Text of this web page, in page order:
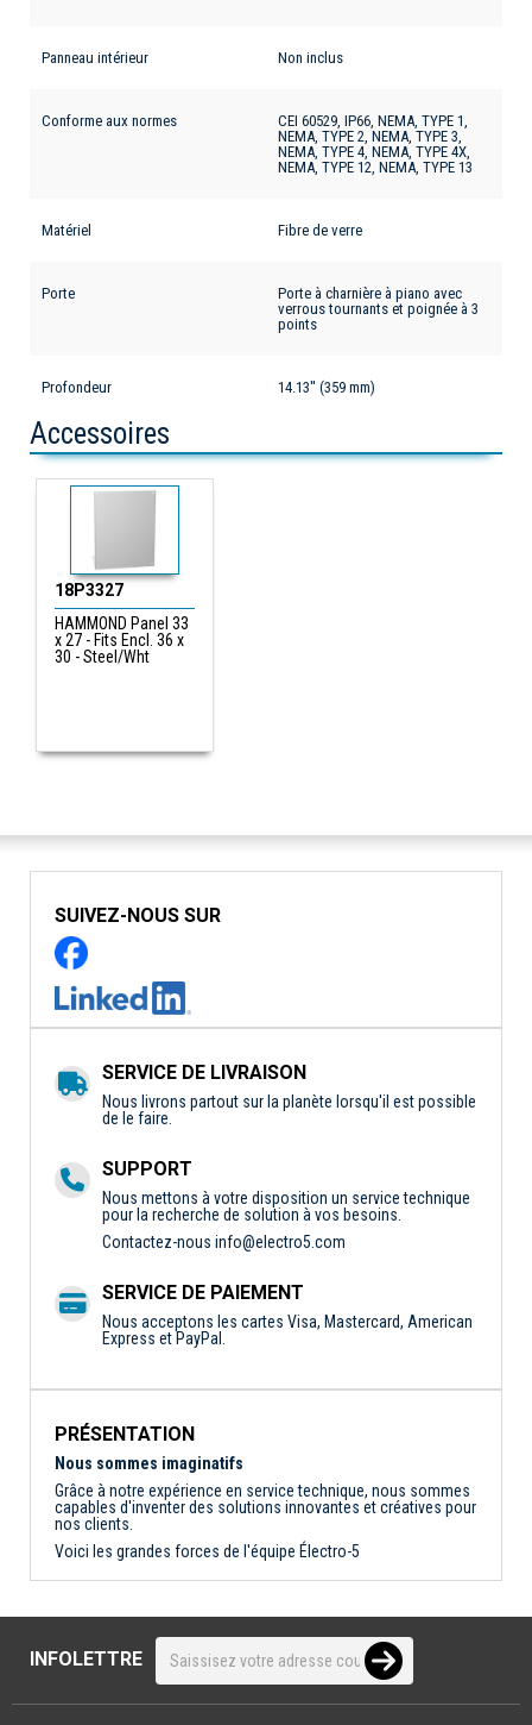
Panneau intérieur Non inclus
Conforme aux normes
CEI 60529, IP66, NEMA, TYPE 1,
NEMA, TYPE 2, NEMA, TYPE 3,
NEMA, TYPE 4, NEMA, TYPE 4X,
NEMA, TYPE 12, NEMA, TYPE 13
Matériel Fibre de verre
Porte
Porte à charnière à piano avec
verrous tournants et poignée à 3
points
Profondeur 14.13'' (359 mm)
Accessoires
18P3327
HAMMOND Panel 33
x 27 - Fits Encl. 36 x
30 - Steel/Wht
SUIVEZ-NOUS SUR
SERVICE DE LIVRAISON
Nous livrons partout sur la planète lorsqu'il est possible
de le faire.
SUPPORT
Nous mettons à votre disposition un service technique
pour la recherche de solution à vos besoins.
Contactez-nous info@electro5.com
SERVICE DE PAIEMENT
Nous acceptons les cartes Visa, Mastercard, American
Express et PayPal.
PRÉSENTATION
Nous sommes imaginatifs
Grâce à notre expérience en service technique, nous sommes
capables d'inventer des solutions innovantes et créatives pour
nos clients.
Voici les grandes forces de l'équipe Électro-5
INFOLETTRE